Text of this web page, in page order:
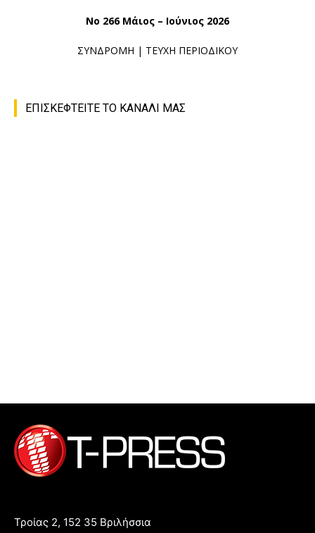
No 266 Μάιος – Ιούνιος 2026
ΣΥΝΔΡΟΜΗ | ΤΕΥΧΗ ΠΕΡΙΟΔΙΚΟΥ
ΕΠΙΣΚΕΦΤΕΙΤΕ ΤΟ ΚΑΝΑΛΙ ΜΑΣ
Τροίας 2, 152 35 Βριλήσσια